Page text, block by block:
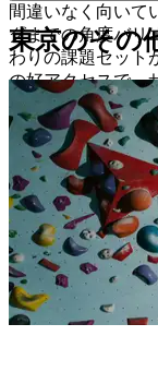
間違いなく向いて
グまでの角度バリ
わりの課題セット
の好アクセスで、
数時間のトレー
東京のその